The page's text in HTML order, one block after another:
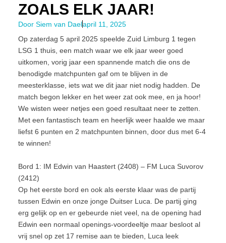
ZOALS ELK JAAR!
DoorSiem van Daelapril 11, 2025
Op zaterdag 5 april 2025 speelde Zuid Limburg 1 tegen
LSG 1 thuis, een match waar we elk jaar weer goed
uitkomen, vorig jaar een spannende match die ons de
benodigde matchpunten gaf om te blijven in de
meesterklasse, iets wat we dit jaar niet nodig hadden. De
match begon lekker en het weer zat ook mee, en ja hoor!
We wisten weer netjes een goed resultaat neer te zetten.
Met een fantastisch team en heerlijk weer haalde we maar
liefst 6 punten en 2 matchpunten binnen, door dus met 6-4
te winnen!
Bord 1: IM Edwin van Haastert (2408) – FM Luca Suvorov
(2412)
Op het eerste bord en ook als eerste klaar was de partij
tussen Edwin en onze jonge Duitser Luca. De partij ging
erg gelijk op en er gebeurde niet veel, na de opening had
Edwin een normaal openings-voordeeltje maar besloot al
vrij snel op zet 17 remise aan te bieden, Luca leek